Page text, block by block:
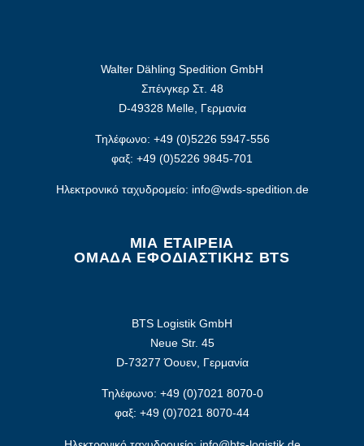
Walter Dähling Spedition GmbH
Σπένγκερ Στ. 48
D-49328 Melle, Γερμανία
Τηλέφωνο: +49 (0)5226 5947-556
φαξ: +49 (0)5226 9845-701
Ηλεκτρονικό ταχυδρομείο: info@wds-spedition.de
ΜΙΑ ΕΤΑΙΡΕΙΑ
ΟΜΑΔΑ ΕΦΟΔΙΑΣΤΙΚΉΣ BTS
BTS Logistik GmbH
Neue Str. 45
D-73277 Όουεν, Γερμανία
Τηλέφωνο: +49 (0)7021 8070-0
φαξ: +49 (0)7021 8070-44